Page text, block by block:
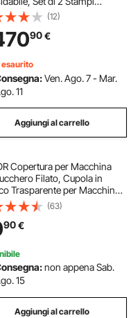
per Fare Ghiaccioli 52
Macchina per Ghiaccioli con
di Ghiaccio per Bar 26
Set di Stampi
(12)
90€
esaurito
Ven. Ago. 7 - Mar.
11
Aggiungi al carrello
Copertura per Macchina
Filato, Cupola in
Trasparente per Macchina
Filato, Adatta a
da 381 mm, Design con
Inferiore, per Feste
(63)
90€
non appena Sab.
15
Aggiungi al carrello